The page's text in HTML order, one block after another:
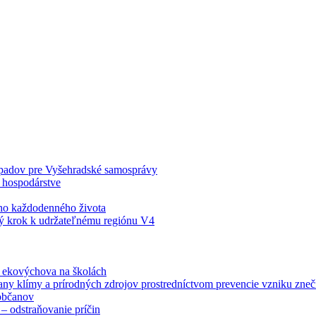
pre Vyšehradské samosprávy
každodenného života
krok k udržateľnému regiónu V4
na školách
klímy a prírodných zdrojov prostredníctvom prevencie vzniku
odstraňovanie príčin